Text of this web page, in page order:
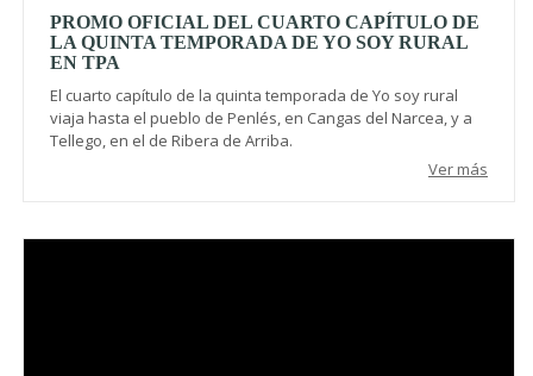
PROMO OFICIAL DEL CUARTO CAPÍTULO DE
LA QUINTA TEMPORADA DE YO SOY RURAL
EN TPA
El cuarto capítulo de la quinta temporada de Yo soy rural
viaja hasta el pueblo de Penlés, en Cangas del Narcea, y a
Tellego, en el de Ribera de Arriba.
Ver más